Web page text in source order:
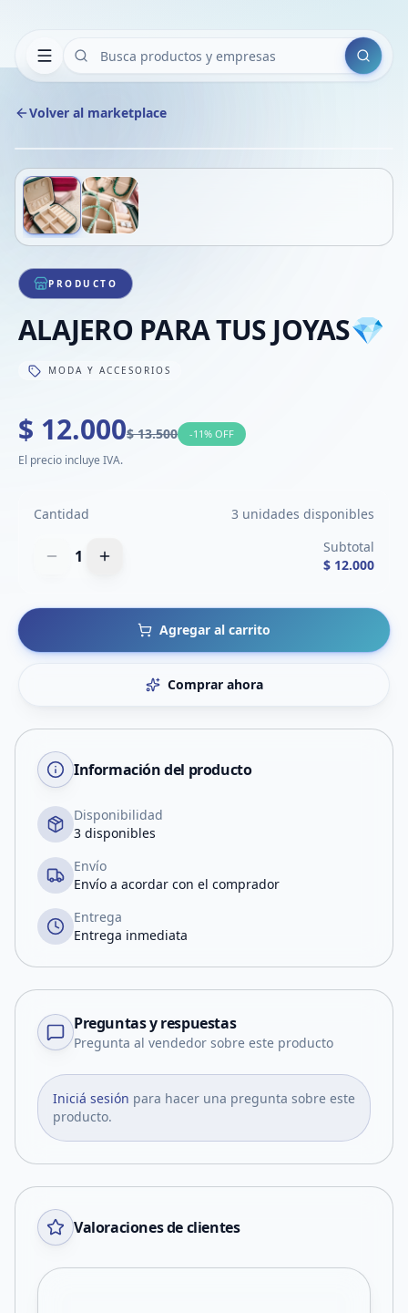
Buscar
Volver al marketplace
1/2
PRODUCTO
ALAJERO PARA TUS JOYAS💎
MODA Y ACCESORIOS
$ 12.000$ 13.500 -11% OFF
El precio incluye IVA.
Cantidad 3 unidades disponibles
1
Subtotal
$ 12.000
Agregar al carrito
Comprar ahora
Información del producto
Disponibilidad
3 disponibles
Envío
Envío a acordar con el comprador
Entrega
Entrega inmediata
Preguntas y respuestas
Pregunta al vendedor sobre este producto
Iniciá sesión para hacer una pregunta sobre este
producto.
Valoraciones de clientes